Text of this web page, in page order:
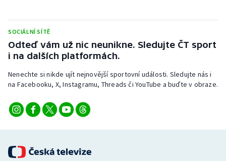
SOCIÁLNÍ SÍTĚ
Odteď vám už nic neunikne. Sledujte ČT sport
i na dalších platformách.
Nenechte si nikde ujít nejnovější sportovní události. Sledujte nás i
na Facebooku, X, Instagramu, Threads či YouTube a buďte v obraze.